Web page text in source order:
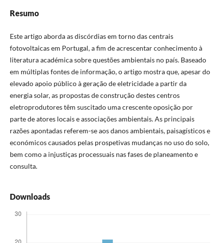
Resumo
Este artigo aborda as discórdias em torno das centrais
fotovoltaicas em Portugal, a fim de acrescentar conhecimento à
literatura académica sobre questões ambientais no país. Baseado
em múltiplas fontes de informação, o artigo mostra que, apesar do
elevado apoio público à geração de eletricidade a partir da
energia solar, as propostas de construção destes centros
eletroprodutores têm suscitado uma crescente oposição por
parte de atores locais e associações ambientais. As principais
razões apontadas referem-se aos danos ambientais, paisagísticos e
económicos causados pelas prospetivas mudanças no uso do solo,
bem como a injustiças processuais nas fases de planeamento e
consulta.
Downloads